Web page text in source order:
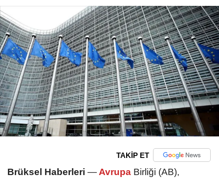
TAKİP ET
Brüksel Haberleri — Avrupa Birliği (AB),